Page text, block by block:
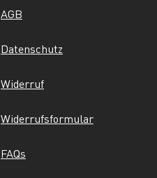
AGB
Datenschutz
Widerruf
Widerrufsformular
FAQs